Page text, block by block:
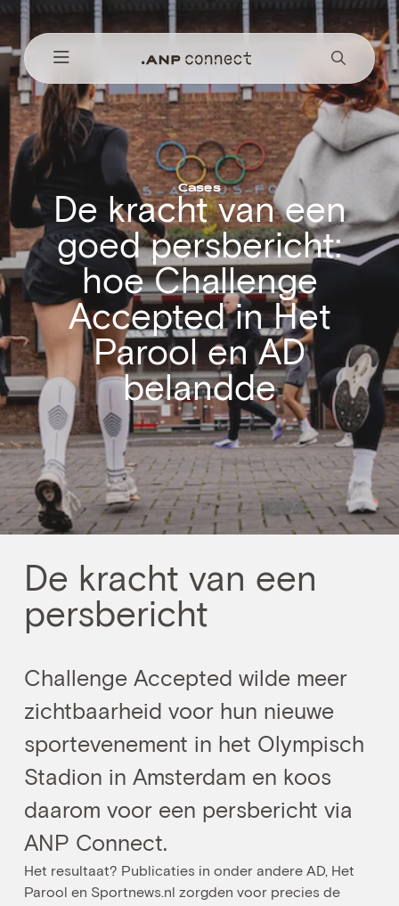
Cases
De kracht van een
goed persbericht:
hoe Challenge
Accepted in Het
Parool en AD
belandde
De kracht van een
persbericht
Challenge Accepted wilde meer
zichtbaarheid voor hun nieuwe
sportevenement in het Olympisch
Stadion in Amsterdam en koos
daarom voor een persbericht via
ANP Connect.
Het resultaat? Publicaties in onder andere AD, Het
Parool en Sportnews.nl zorgden voor precies de